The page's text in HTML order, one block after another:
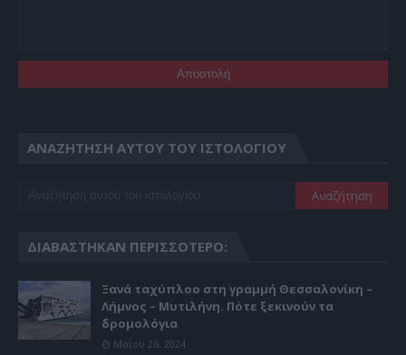
ΑΝΑΖΉΤΗΣΗ ΑΥΤΟΎ ΤΟΥ ΙΣΤΟΛΟΓΊΟΥ
ΔΙΑΒΆΣΤΗΚΑΝ ΠΕΡΙΣΣΌΤΕΡΟ:
Ξανά ταχύπλοο στη γραμμή Θεσσαλονίκη –
Λήμνος – Μυτιλήνη. Πότε ξεκινούν τα
δρομολόγια
Μαΐου 26, 2024